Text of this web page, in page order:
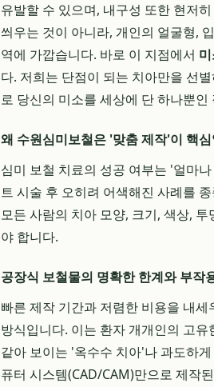
유발할 수 있으며, 내구성 또한 현저
씌우는 것이 아니라, 개인의 얼굴형,
역에 가깝습니다. 바로 이 지점에서
다. 저희는 단점이 되는 치아만을 선
로 당신의 미소를 세상에 단 하나뿐
왜 수원심미보철은 '맞춤 제작'이 핵
심미 보철 치료의 성공 여부는 '얼마
트 시술 후 오히려 어색해진 사례를
모든 사람의 치아 모양, 크기, 색상,
야 합니다.
공장식 보철물의 명확한 한계와 부작
빠른 제작 기간과 저렴한 비용을 내
방식입니다. 이는 환자 개개인의 고
같아 보이는 '옥수수 치아'나 과도하
퓨터 시스템(CAD/CAM)만으로 제작